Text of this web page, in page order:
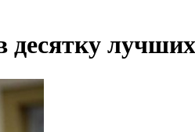
десятку